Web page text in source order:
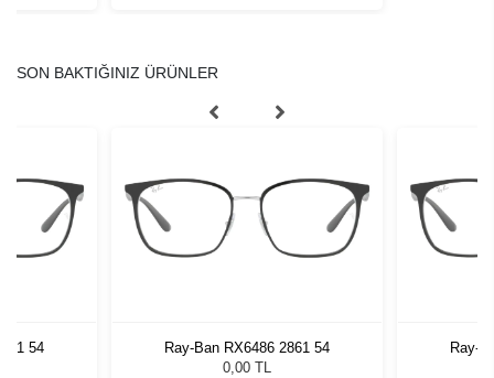
SON BAKTIĞINIZ ÜRÜNLER
54
Ray-Ban RX6486 2861 54
0,00 TL
Ray-